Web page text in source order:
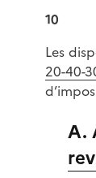
10
Les
20-40-
A.